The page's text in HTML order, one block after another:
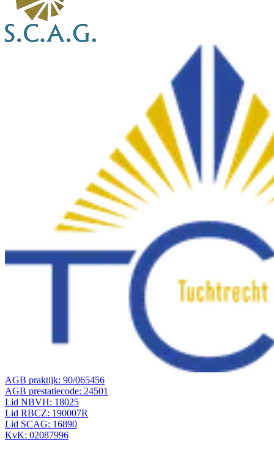
AGB praktijk: 90/065456
AGB prestatiecode: 24501
Lid NBVH: 18025
Lid RBCZ: 190007R
Lid SCAG: 16890
KvK: 02087996